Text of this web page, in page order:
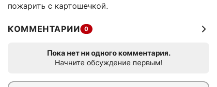
пожарить с картошечкой.
КОММЕНТАРИИ 0
Пока нет ни одного комментария.
Начните обсуждение первым!